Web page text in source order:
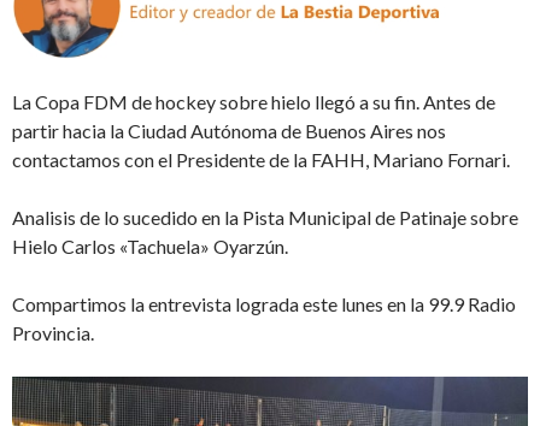
La Copa FDM de hockey sobre hielo llegó a su fin. Antes de
partir hacia la Ciudad Autónoma de Buenos Aires nos
contactamos con el Presidente de la FAHH, Mariano Fornari.
Analisis de lo sucedido en la Pista Municipal de Patinaje sobre
Hielo Carlos «Tachuela» Oyarzún.
Compartimos la entrevista lograda este lunes en la 99.9 Radio
Provincia.